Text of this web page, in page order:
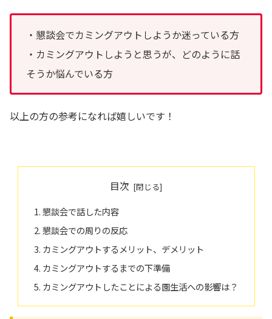
・懇談会でカミングアウトしようか迷っている方
・カミングアウトしようと思うが、どのように話
そうか悩んでいる方
以上の方の参考になれば嬉しいです！
目次
懇談会で話した内容
懇談会での周りの反応
カミングアウトするメリット、デメリット
カミングアウトするまでの下準備
カミングアウトしたことによる園生活への影響は？